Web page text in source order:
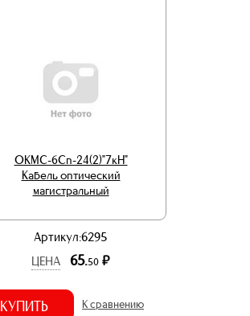
ОКМС-6Сп-24(2)"7кН"
Кабель оптический
магистральный
Артикул:6295
ЦЕНА
65.50 р.
КУПИТЬ К сравнению